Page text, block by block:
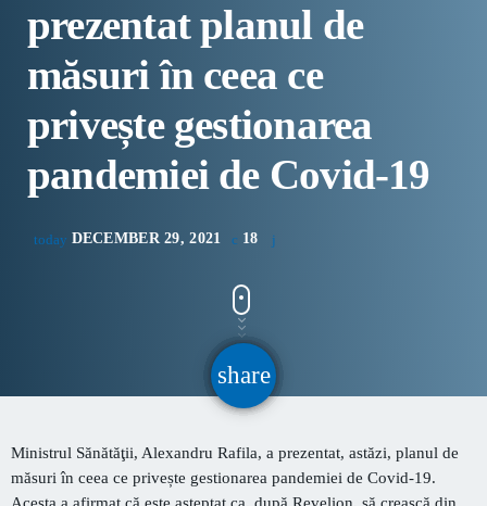
ECHIPA
CONCURSURI
PRIMER, solicită Guvernului României ca producătorii
de medicamente să fie incluși pe lista consumatorilor
Sunetul viitorului rescrie istoria muzicii în stil ART
NOUVEAU
prezentat planul de
măsuri în ceea ce
privește gestionarea
pandemiei de Covid-19
today DECEMBER 29, 2021 18
share
email
Ministrul Sănătăţii, Alexandru Rafila, a prezentat, astăzi, planul de
măsuri în ceea ce privește gestionarea pandemiei de Covid-19.